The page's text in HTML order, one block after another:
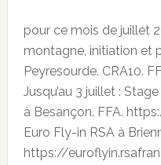
pour ce mois de juillet
montagne, initiation et
Peyresourde. CRA10.
Jusqu’au 3 juillet :
à Besançon. FFA.
Euro Fly-in RSA à
https://